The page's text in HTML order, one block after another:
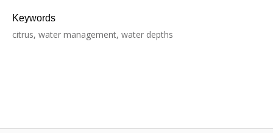
Keywords
citrus, water management, water depths